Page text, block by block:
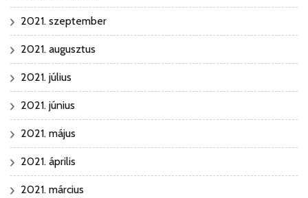
2021. szeptember
2021. augusztus
2021. július
2021. június
2021. május
2021. április
2021. március